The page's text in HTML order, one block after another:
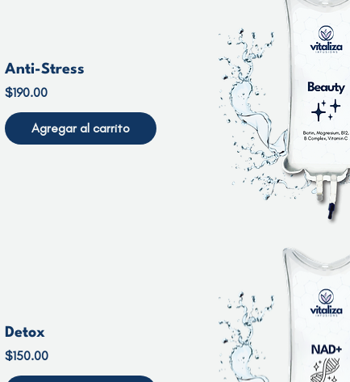
Anti-Stress
Precio
$190.00
Agregar al carrito
Detox
Precio
$150.00